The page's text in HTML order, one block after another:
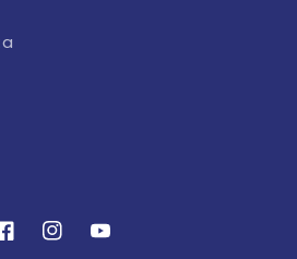
InstagramYouTube